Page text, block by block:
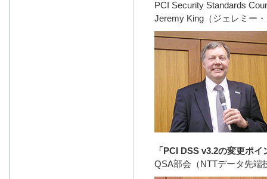
PCI Security Standards
Jeremy King（ジェレミー
「PCI DSS v3.2の変更ポイ
QSA部会（NTTデータ先